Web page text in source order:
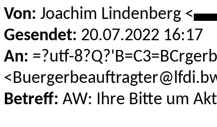
Von: Joachim Lindenberg <
Gesendet: 20.07.2022 16:17
An: =?utf-
Betreff: AW: Ihre Bitte um